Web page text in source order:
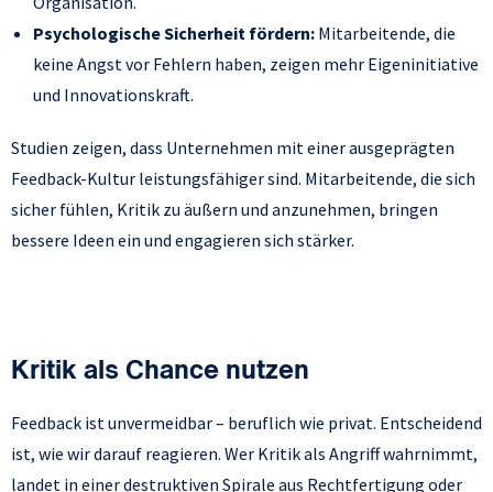
Psychologische Sicherheit fördern: Mitarbeitende, die
keine Angst vor Fehlern haben, zeigen mehr Eigeninitiative
und Innovationskraft.
Studien zeigen, dass Unternehmen mit einer ausgeprägten
Feedback-Kultur leistungsfähiger sind. Mitarbeitende, die sich
sicher fühlen, Kritik zu äußern und anzunehmen, bringen
bessere Ideen ein und engagieren sich stärker.
Kritik als Chance nutzen
Feedback ist unvermeidbar – beruflich wie privat. Entscheidend
ist, wie wir darauf reagieren. Wer Kritik als Angriff wahrnimmt,
landet in einer destruktiven Spirale aus Rechtfertigung oder